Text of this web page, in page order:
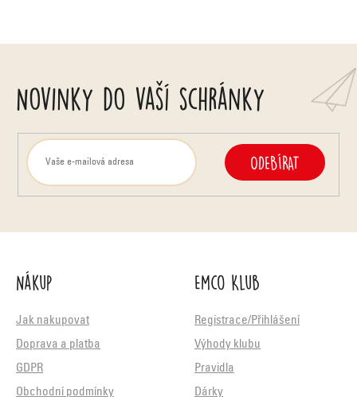
Novinky do vaší schránky
ODEBÍRAT
Nákup
Jak nakupovat
Doprava a platba
GDPR
Obchodní podmínky
Emco Klub
Registrace/Přihlášení
Výhody klubu
Pravidla
Dárky